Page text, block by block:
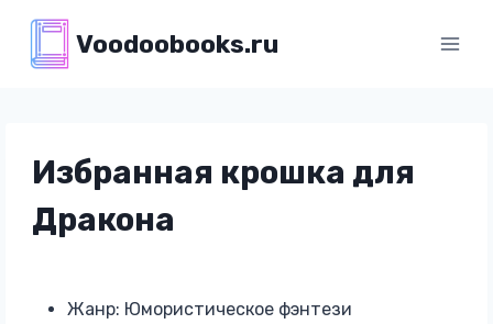
содержимому
Voodoobooks.ru
Избранная крошка для
Дракона
Жанр: Юмористическое фэнтези